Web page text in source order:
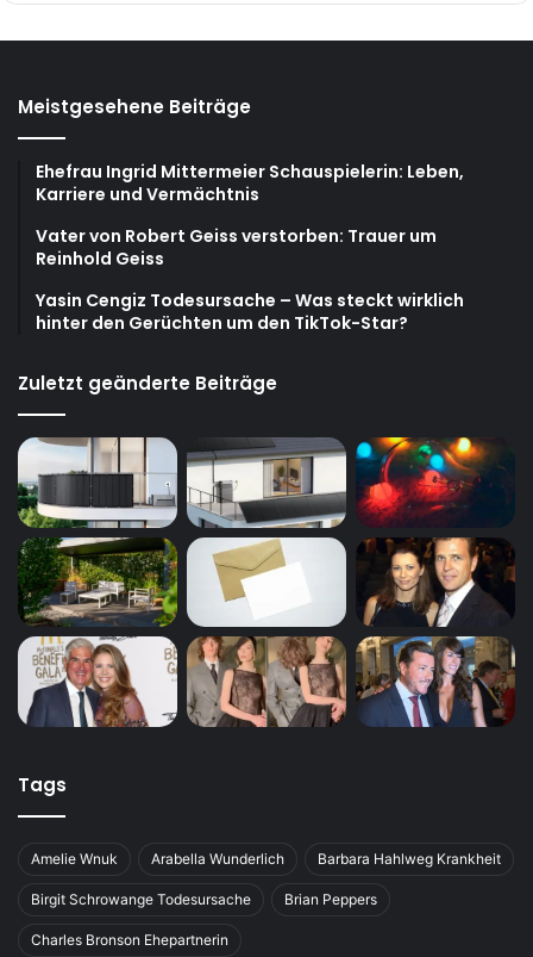
Meistgesehene Beiträge
Ehefrau Ingrid Mittermeier Schauspielerin: Leben,
Karriere und Vermächtnis
Vater von Robert Geiss verstorben: Trauer um
Reinhold Geiss
Yasin Cengiz Todesursache – Was steckt wirklich
hinter den Gerüchten um den TikTok-Star?
Zuletzt geänderte Beiträge
Tags
Amelie Wnuk Arabella Wunderlich Barbara Hahlweg Krankheit
Birgit Schrowange Todesursache Brian Peppers
Charles Bronson Ehepartnerin